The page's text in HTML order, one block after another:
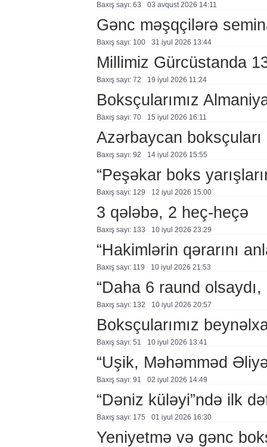
Baxış sayı: 63 03 avqust 2026 14:11
Gənc məşqçilərə
Baxış sayı: 100 31 i̇yul 2026 13:44
Millimiz Gürcüstanda
Baxış sayı: 72 19 i̇yul 2026 11:24
Boksçularımız
Baxış sayı: 70 15 i̇yul 2026 16:11
Azərbaycan
Baxış sayı: 92 14 i̇yul 2026 15:55
“Peşəkar boks
Baxış sayı: 129 12 i̇yul 2026 15:00
3 qələbə, 2 heç-heçə
Baxış sayı: 133 10 i̇yul 2026 23:29
“Hakimlərin qərarını
Baxış sayı: 119 10 i̇yul 2026 21:53
“Daha 6 raund
Baxış sayı: 132 10 i̇yul 2026 20:57
Boksçularımız
Baxış sayı: 51 10 i̇yul 2026 13:41
“Uşik, Məhəmməd
Baxış sayı: 91 02 i̇yul 2026 14:49
“Dəniz küləyi”ndə ilk
Baxış sayı: 175 01 i̇yul 2026 16:30
Yeniyetmə və gənc